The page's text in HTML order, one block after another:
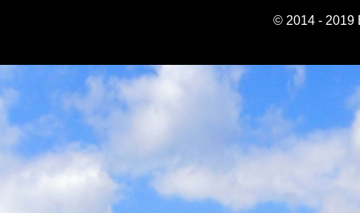
© 2014 -